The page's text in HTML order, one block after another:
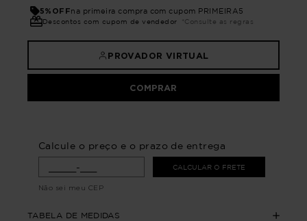
5%OFFna primeira compra com cupom PRIMEIRA5
Descontos com cupom de vendedor *Consulte as regras
PROVADOR VIRTUAL
COMPRAR
Calcule o preço e o prazo de entrega
CALCULAR O FRETE
Não sei meu CEP
TABELA DE MEDIDAS